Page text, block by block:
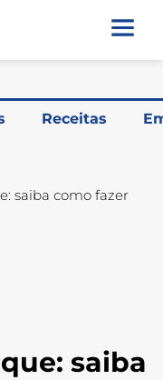
Receitas
saiba como fazer
saiba